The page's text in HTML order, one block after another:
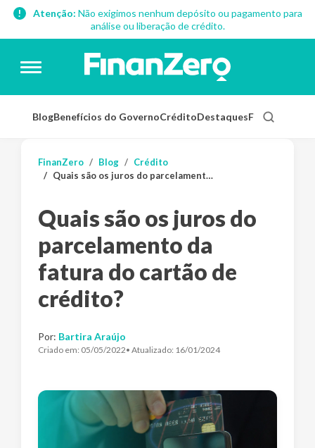
Atenção: Não exigimos nenhum depósito ou pagamento para
análise ou liberação de crédito.
BlogBenefícios do GovernoCréditoDestaquesFinanças
FinanZero Blog
Crédito
Quais são os juros do parcelamento da fatura do cartão de crédito?
Quais são os juros do
parcelamento da
fatura do cartão de
crédito?
Por: Bartira Araújo
Criado em: 05/05/2022• Atualizado: 16/01/2024